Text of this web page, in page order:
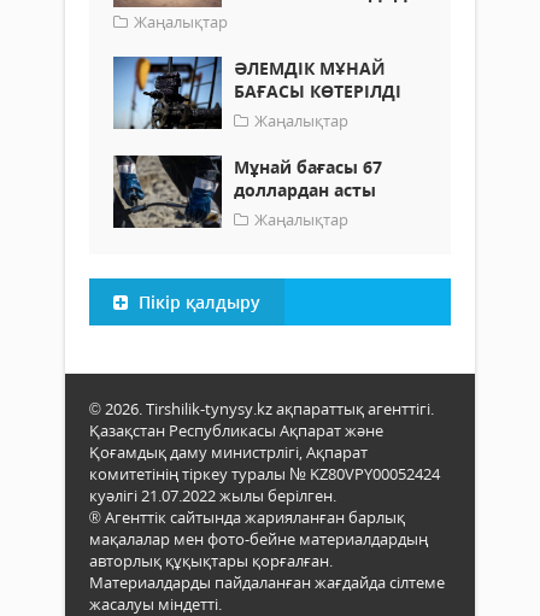
Жаңалықтар
ӘЛЕМДІК МҰНАЙ
БАҒАСЫ КӨТЕРІЛДІ
Жаңалықтар
Мұнай бағасы 67
доллардан асты
Жаңалықтар
Пікір қалдыру
© 2026. Tirshilik-tynysy.kz ақпараттық агенттігі.
Қазақстан Республикасы Ақпарат және
Қоғамдық даму министрлігі, Ақпарат
комитетінің тіркеу туралы № KZ80VPY00052424
куәлігі 21.07.2022 жылы берілген.
® Агенттік сайтында жарияланған барлық
мақалалар мен фото-бейне материалдардың
авторлық құқықтары қорғалған.
Материалдарды пайдаланған жағдайда сілтеме
жасалуы міндетті.